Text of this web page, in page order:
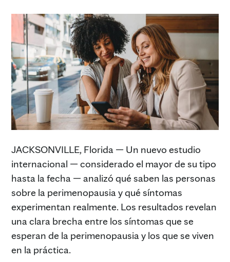
JACKSONVILLE, Florida — Un nuevo estudio
internacional — considerado el mayor de su tipo
hasta la fecha — analizó qué saben las personas
sobre la perimenopausia y qué síntomas
experimentan realmente. Los resultados revelan
una clara brecha entre los síntomas que se
esperan de la perimenopausia y los que se viven
en la práctica.